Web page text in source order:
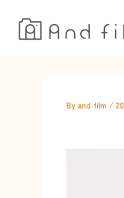
By and film /